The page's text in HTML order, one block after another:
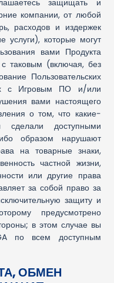
защищать и
компании, от любой
расходов и издержек
услуги), которые могут
вами Продукта
таковым (включая, без
Пользовательских
с Игровым ПО и/или
вами настоящего
о том, что какие-
доступными
образом нарушают
на товарные знаки,
частной жизни,
или другие права
за собой право за
защиту и
предусмотрено
в этом случае вы
по всем доступным
ОБМЕН